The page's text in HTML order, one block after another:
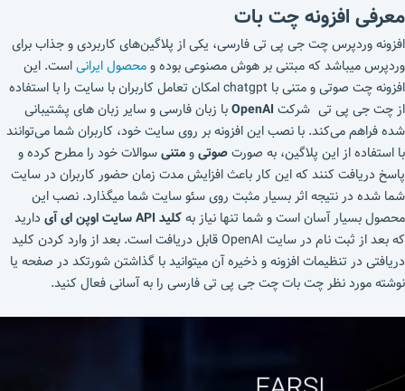
معرفی افزونه چت بات
افزونه وردپرس چت جی پی تی فارسی، یکی از پلاگین‌های کاربردی و جذاب برای
وردپرس میباشد که مبتنی بر هوش مصنوعی بوده ومحصول ایرانیاست. این
افزونه چت صوتی و متنی با chatgpt امکان تعامل کاربران با سایت را با استفاده
از چت جی پی تی شرکت OpenAIبا زبان فارسی و سایر زبان های پشتیبانی
شده فراهم می‌کند. با نصب این افزونه بر روی سایت خود، کاربران شما می‌توانند
با استفاده از این پلاگین، به صورتصوتیومتنیسوالات خود را مطرح کرده و
پاسخ دریافت کنند که این کار باعث افزایش مدت زمان حضور کاربران در سایت
شما شده در نتیجه اثر بسیار مثبت روی سئو سایت شما میگذارد. نصب این
محصول بسیار آسان است و شما تنها نیاز بهکلید API سایت اوپن ای آی
دارید
که بعد از ثبت نام در سایت OpenAI قابل دریافت است. بعد از وارد کردن کلید
دریافتی در تنظیمات افزونه و ذخیره آن میتوانید با گذاشتن شورتکد در صفحه یا
نوشته مورد نظر چت بات چت جی پی تی فارسی را به آسانی فعال کنید.